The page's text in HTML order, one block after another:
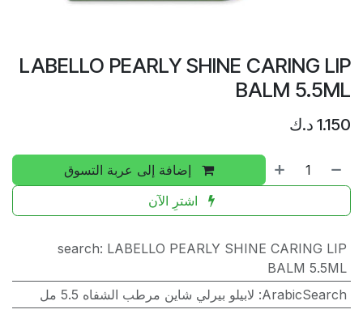
LABELLO PEARLY SHINE CARING LIP
BALM 5.5ML
1.150 د.ك
إضافة إلى عربة التسوق
اشترِ الآن
search: LABELLO PEARLY SHINE CARING LIP
BALM 5.5ML
ArabicSearch
: لابيلو بيرلي شاين مرطب الشفاه 5.5 مل